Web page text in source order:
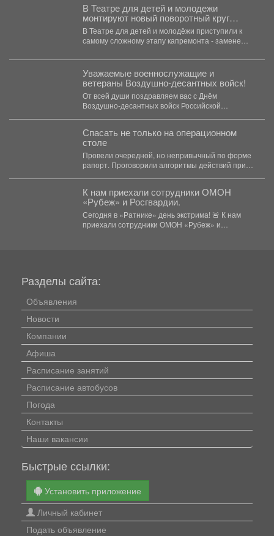
В Театре для детей и молодежи
монтируют новый поворотный круг
сцены
В Театре для детей и молодёжи приступили к
самому сложному этапу капремонта - замене
Уважаемые военнослужащие и
ветераны Воздушно-десантных войск!
От всей души поздравляем вас с Днём
Воздушно-десантных войск Российской
Спасать не только на операционном
столе
Провели очередной, но непривычный по форме
рапорт. Проговорили алгоритмы действий при
К нам приехали сотрудники ОМОН
«Рубеж» и Росгвардии.
Сегодня в «Ратнике» день экстрима! 🚨 К нам
приехали сотрудники ОМОН «Рубеж» и
Разделы сайта:
Объявления
Новости
Компании
Афиша
Расписание занятий
Расписание автобусов
Погода
Контакты
Наши вакансии
Быстрые ссылки:
Установить приложение
Личный кабинет
Подать объявление